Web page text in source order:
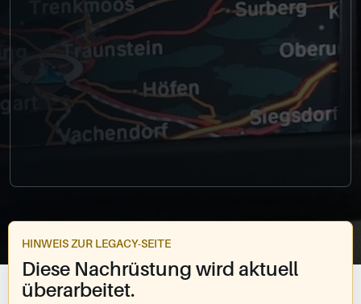
0049-861-900290
info@bimmer-manufaktur.de
HINWEIS ZUR LEGACY-SEITE
Diese Nachrüstung wird aktuell
überarbeitet.